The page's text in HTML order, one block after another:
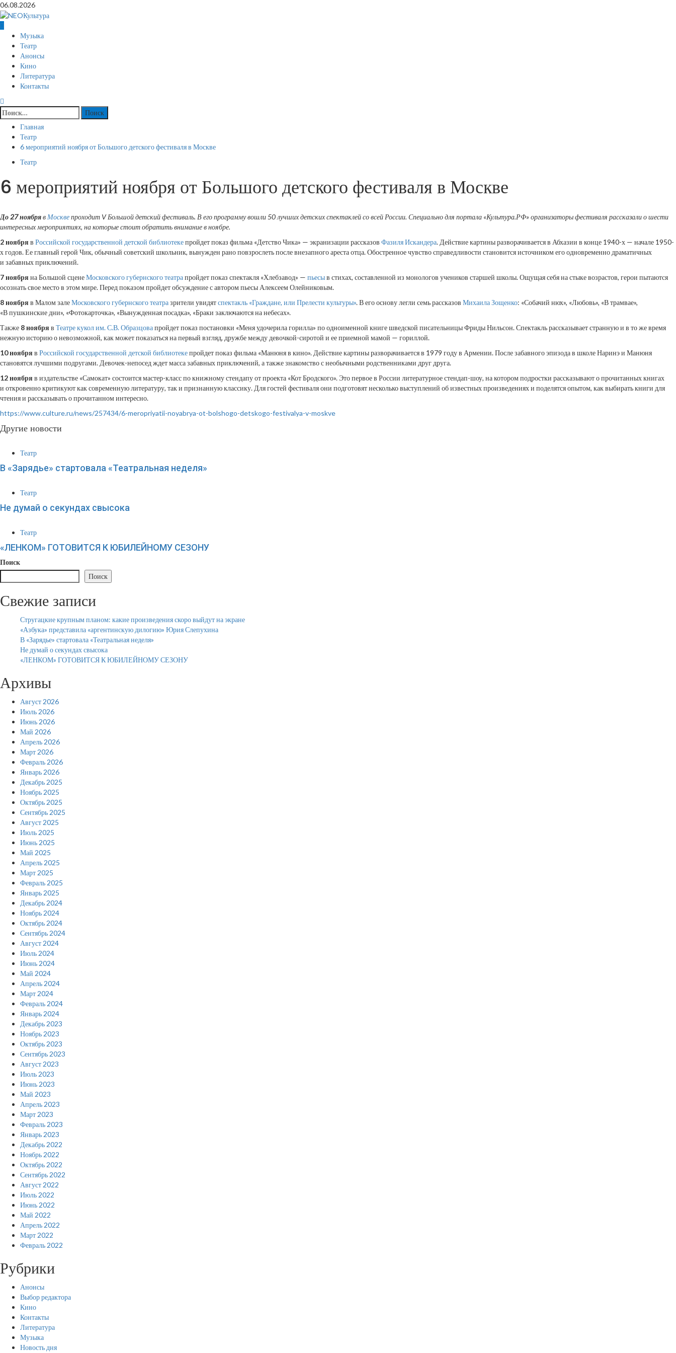
Перейти
к
содержимому
06.08.2026
Основное
меню
Музыка
Театр
Анонсы
Кино
Литература
Контакты
Найти:
Главная
Театр
6 мероприятий ноября от Большого детского фестиваля в Москве
Театр
6 мероприятий ноября от Большого детского фестиваля в Москве
До 27 ноябрявМосквепроходит V Большой детский фестиваль. В его программу вошли 50 лучших детских спектаклей со всей России. Специально для портала «Культура.РФ» организаторы фестиваля рассказали о шести
интересных мероприятиях, на которые стоит обратить внимание в ноябре.
2 ноября в Российской государственной детской библиотекепройдет показ фильма «Детство Чика» — экранизации рассказов Фазиля Искандера. Действие картины разворачивается в Абхазии в конце 1940-х — начале 1950-
х годов. Ее главный герой Чик, обычный советский школьник, вынужден рано повзрослеть после внезапного ареста отца. Обостренное чувство справедливости становится источником его одновременно драматичных
и забавных приключений.
7 ноября на Большой сценеМосковского губернского театрапройдет показ спектакля «Хлебзавод» — пьесыв стихах, составленной из монологов учеников старшей школы. Ощущая себя на стыке возрастов, герои пытаются
осознать свое место в этом мире. Перед показом пройдет обсуждение с автором пьесы Алексеем Олейниковым.
8 ноября в Малом залеМосковского губернского театразрители увидятспектакль «Граждане, или Прелести культуры». В его основу легли семь рассказов Михаила Зощенко: «Собачий нюх», «Любовь», «В трамвае»,
«В пушкинские дни», «Фотокарточка», «Вынужденная посадка», «Браки заключаются на небесах».
Также 8 ноября в Театре кукол им. С.В. Образцовапройдет показ постановки «Меня удочерила горилла» по одноименной книге шведской писательницы Фриды Нильсон. Спектакль рассказывает странную и в то же время
нежную историю о невозможной, как может показаться на первый взгляд, дружбе между девочкой-сиротой и ее приемной мамой — гориллой.
10 ноября в Российской государственной детской библиотекепройдет показ фильма «Манюня в кино». Действие картины разворачивается в 1979 году в Армении. После забавного эпизода в школе Наринэ и Манюня
становятся лучшими подругами. Девочек-непосед ждет масса забавных приключений, а также знакомство с необычными родственниками друг друга.
12 ноября в издательстве «Самокат» состоится мастер-класс по книжному стендапу от проекта «Кот Бродского». Это первое в России литературное стендап-шоу, на котором подростки рассказывают о прочитанных книгах
и откровенно критикуют как современную литературу, так и признанную классику. Для гостей фестиваля они подготовят несколько выступлений об известных произведениях и поделятся опытом, как выбирать книги для
чтения и рассказывать о прочитанном интересно.
https://www.culture.ru/news/257434/6-meropriyatii-noyabrya-ot-bolshogo-detskogo-festivalya-v-moskve
Другие новости
Театр
В «Зарядье» стартовала «Театральная неделя»
Театр
Не думай о секундах свысока
Театр
«ЛЕНКОМ» ГОТОВИТСЯ К ЮБИЛЕЙНОМУ СЕЗОНУ
Поиск
Поиск
Свежие записи
Стругацкие крупным планом: какие произведения скоро выйдут на экране
«Азбука» представила «аргентинскую дилогию» Юрия Слепухина
В «Зарядье» стартовала «Театральная неделя»
Не думай о секундах свысока
«ЛЕНКОМ» ГОТОВИТСЯ К ЮБИЛЕЙНОМУ СЕЗОНУ
Архивы
Август 2026
Июль 2026
Июнь 2026
Май 2026
Апрель 2026
Март 2026
Февраль 2026
Январь 2026
Декабрь 2025
Ноябрь 2025
Октябрь 2025
Сентябрь 2025
Август 2025
Июль 2025
Июнь 2025
Май 2025
Апрель 2025
Март 2025
Февраль 2025
Январь 2025
Декабрь 2024
Ноябрь 2024
Октябрь 2024
Сентябрь 2024
Август 2024
Июль 2024
Июнь 2024
Май 2024
Апрель 2024
Март 2024
Февраль 2024
Январь 2024
Декабрь 2023
Ноябрь 2023
Октябрь 2023
Сентябрь 2023
Август 2023
Июль 2023
Июнь 2023
Май 2023
Апрель 2023
Март 2023
Февраль 2023
Январь 2023
Декабрь 2022
Ноябрь 2022
Октябрь 2022
Сентябрь 2022
Август 2022
Июль 2022
Июнь 2022
Май 2022
Апрель 2022
Март 2022
Февраль 2022
Рубрики
Анонсы
Выбор редактора
Кино
Контакты
Литература
Музыка
Новость дня